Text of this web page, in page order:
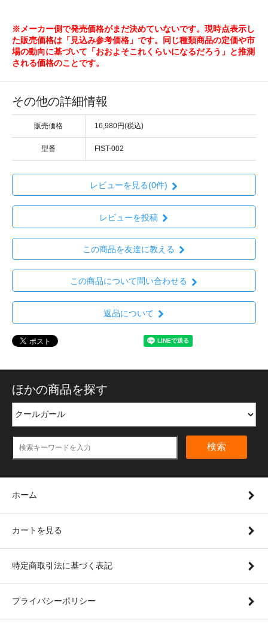
※メーカー側で発売価格がまだ決めていないです。現時点表示し
た販売価格は「見込み参考価格」です。同じ種類商品の定価や市
場の動向に基づいて「おおよそこれくらいになるだろう」と推測
される価格のことです。
その他の詳細情報
販売価格 16,980円(税込)
型番 FIST-002
レビューを見る(0件)
レビューを投稿
この商品を友達に教える
この商品について問い合わせる
返品について
ほかの商品を探す
検索
ホーム
カートを見る
特定商取引法に基づく表記
プライバシーポリシー